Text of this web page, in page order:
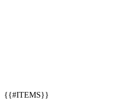
{{#ITEMS}}